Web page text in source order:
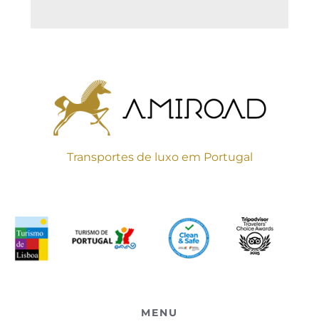
Transportes de luxo em Portugal
MENU